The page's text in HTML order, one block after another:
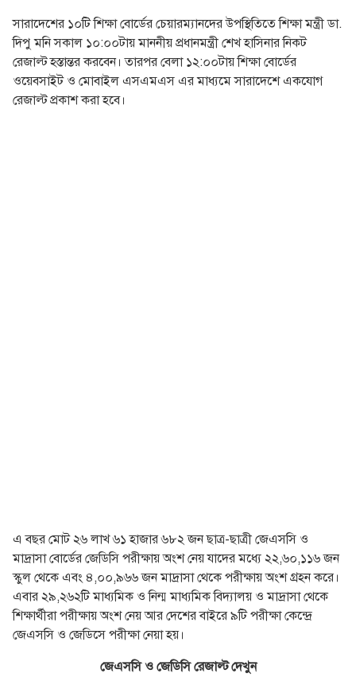
সারাদেশের ১০টি শিক্ষা বোর্ডের চেয়ারম্যানদের উপস্থিতিতে শিক্ষা মন্ত্রী ডা.
দিপু মনি সকাল ১০:০০টায় মাননীয় প্রধানমন্ত্রী শেখ হাসিনার নিকট
রেজাল্ট হস্তান্তর করবেন। তারপর বেলা ১২:০০টায় শিক্ষা বোর্ডের
ওয়েবসাইট ও মোবাইল এসএমএস এর মাধ্যমে সারাদেশে একযোগ
রেজাল্ট প্রকাশ করা হবে।
এ বছর মোট ২৬ লাখ ৬১ হাজার ৬৮২ জন ছাত্র-ছাত্রী জেএসসি ও
মাদ্রাসা বোর্ডের জেডিসি পরীক্ষায় অংশ নেয় যাদের মধ্যে ২২,৬০,১১৬ জন
স্কুল থেকে এবং ৪,০০,৯৬৬ জন মাদ্রাসা থেকে পরীক্ষায় অংশ গ্রহন করে।
এবার ২৯,২৬২টি মাধ্যমিক ও নিন্ম মাধ্যমিক বিদ্যালয় ও মাদ্রাসা থেকে
শিক্ষার্থীরা পরীক্ষায় অংশ নেয় আর দেশের বাইরে ৯টি পরীক্ষা কেন্দ্রে
জেএসসি ও জেডিসে পরীক্ষা নেয়া হয়।
জেএসসি ও জেডিসি রেজাল্ট দেখুন